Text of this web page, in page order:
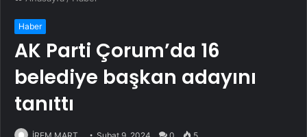
Haber
AK Parti Çorum’da 16
belediye başkan adayını
tanıttı